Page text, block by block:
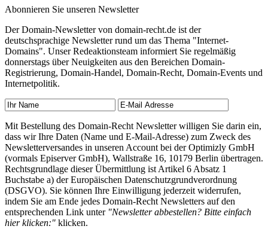
Abonnieren Sie unseren Newsletter
Der Domain-Newsletter von domain-recht.de ist der
deutschsprachige Newsletter rund um das Thema "Internet-
Domains". Unser Redeaktionsteam informiert Sie regelmäßig
donnerstags über Neuigkeiten aus den Bereichen Domain-
Registrierung, Domain-Handel, Domain-Recht, Domain-Events und
Internetpolitik.
Mit Bestellung des Domain-Recht Newsletter willigen Sie darin ein,
dass wir Ihre Daten (Name und E-Mail-Adresse) zum Zweck des
Newsletterversandes in unseren Account bei der Optimizly GmbH
(vormals Episerver GmbH), Wallstraße 16, 10179 Berlin übertragen.
Rechtsgrundlage dieser Übermittlung ist Artikel 6 Absatz 1
Buchstabe a) der Europäischen Datenschutzgrundverordnung
(DSGVO). Sie können Ihre Einwilligung jederzeit widerrufen,
indem Sie am Ende jedes Domain-Recht Newsletters auf den
entsprechenden Link unter "Newsletter abbestellen? Bitte einfach
hier klicken:" klicken.